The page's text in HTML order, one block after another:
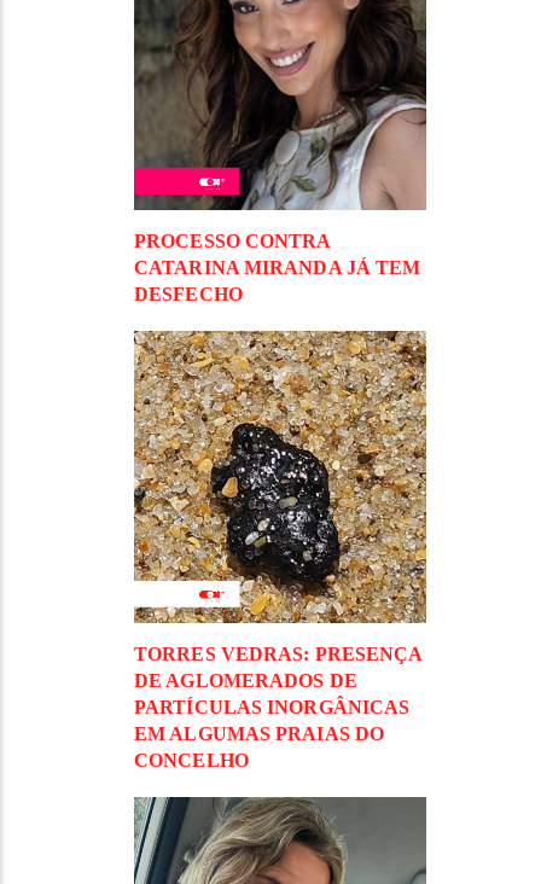
PROCESSO CONTRA
CATARINA MIRANDA JÁ TEM
DESFECHO
TORRES VEDRAS: PRESENÇA
DE AGLOMERADOS DE
PARTÍCULAS INORGÂNICAS
EM ALGUMAS PRAIAS DO
CONCELHO